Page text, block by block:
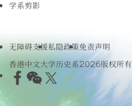
学系剪影
无障碍支援私隐政策免责声明
香港中文大学历史系2026版权所有